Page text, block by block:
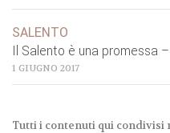
SALENTO
Il Salento è una promessa
1 GIUGNO 2017
Tutti i contenuti qui condivisi